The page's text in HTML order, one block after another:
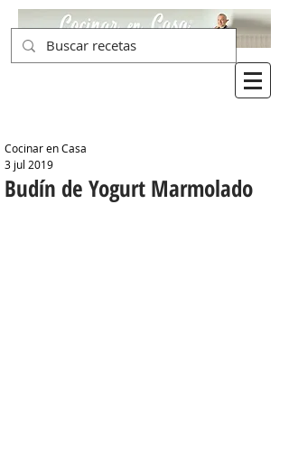
Budín de Yogurt Marmolado
Cocinar en Casa
3 jul 2019